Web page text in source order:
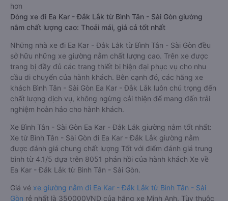
hơn
Dòng xe đi Ea Kar - Đắk Lắk từ Bình Tân - Sài Gòn giường
nằm chất lượng cao: Thoải mái, giá cả tốt nhất
Những nhà xe đi Ea Kar - Đắk Lắk từ Bình Tân - Sài Gòn đều
sở hữu những xe giường nằm chất lượng cao. Trên xe được
trang bị đầy đủ các trang thiết bị hiện đại phục vụ cho nhu
cầu di chuyển của hành khách. Bên cạnh đó, các hãng xe
khách Bình Tân - Sài Gòn Ea Kar - Đắk Lắk luôn chú trọng đến
chất lượng dịch vụ, không ngừng cải thiện để mang đến trải
nghiệm hoàn hảo cho hành khách.
Xe Bình Tân - Sài Gòn Ea Kar - Đắk Lắk giường nằm tốt nhất:
Xe từ Bình Tân - Sài Gòn đi Ea Kar - Đắk Lắk giường nằm
được đánh giá chung chất lượng Tốt với điểm đánh giá trung
bình từ 4.1/5 dựa trên 8051 phản hồi của hành khách Xe về
Ea Kar - Đắk Lắk từ Bình Tân - Sài Gòn.
Giá vé xe giường nằm đi Ea Kar - Đắk Lắk từ Bình Tân - Sài
Gòn rẻ nhất là 350000VND của hãng xe Minh Anh. Tùy thuộc